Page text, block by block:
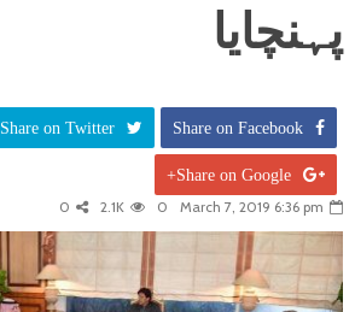
پہنچایا
Share on Facebook
Share on Twitter
Share on Google+
March 7, 2019 6:36 pm
0
2.1K
0